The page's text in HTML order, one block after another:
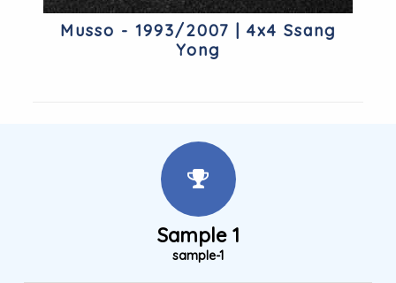
Musso - 1993/2007 | 4x4 Ssang
Yong
Sample 1
sample-1